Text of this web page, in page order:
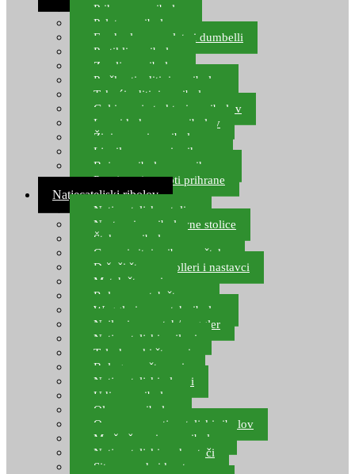
Prihrana za ribolov
Pelete za ribolov
Feeder lovne pelete i dumbelli
Partikli za ribolov
Zemlja za ribolov
Praškasti aditivi za ribolov
Tekući aditivi za ribolov
Gel i sprej atraktori za ribolov
Lovni kukuruz za ribolov
Živi mamci za ribolov
Ljepilo za crve i prihranu
Boje za ribolovnu prihranu
Provjereni recepti prihrane
Natjecateljski ribolov
Natjecateljske stolice
Nastavci za ribolovne stolice
Šteke za ribolov
Gume i sitni pribor za šteku
Držači štapova rolleri i nastavci
Match štapovi
Role za match štapove
Waggleri za match ribolov
Najloni za match/waggler
Natjecateljski najloni
Teleskopski štapovi
Bolognese štapovi
Natjecateljski plovci
Udice za ribolov
Olovo za ribolov
Oprema za natjecateljski ribolov
Mreže čuvarice za ribolov
Natjecateljski podmetači
Sito, posude i kante